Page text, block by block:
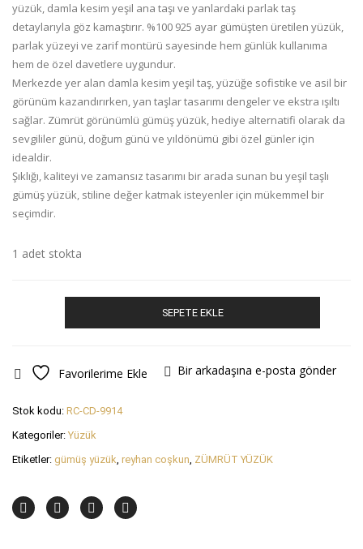
yüzük, damla kesim yeşil ana taşı ve yanlardaki parlak taş
detaylarıyla göz kamaştırır. %100 925 ayar gümüşten üretilen yüzük,
parlak yüzeyi ve zarif montürü sayesinde hem günlük kullanıma
hem de özel davetlere uygundur.
Merkezde yer alan damla kesim yeşil taş, yüzüğe sofistike ve asil bir
görünüm kazandırırken, yan taşlar tasarımı dengeler ve ekstra ışıltı
sağlar. Zümrüt görünümlü gümüş yüzük, hediye alternatifi olarak da
sevgililer günü, doğum günü ve yıldönümü gibi özel günler için
idealdir.
Şıklığı, kaliteyi ve zamansız tasarımı bir arada sunan bu yeşil taşlı
gümüş yüzük, stiline değer katmak isteyenler için mükemmel bir
seçimdir.
1 adet stokta
Kesim
Yüzük
17)
adet
SEPETE EKLE
Favorilerime Ekle Bir arkadaşına e-posta gönder
Stok kodu: RC-CD-9914
Kategoriler: Yüzük
Etiketler: gümüş yüzük, reyhan coşkun, ZÜMRÜT YÜZÜK